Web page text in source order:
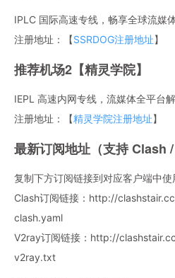
IPLC 国际高速专线，畅享全球流媒
注册地址：【SSRDOG注册地址】
推荐机场2【精灵学院】
IEPL 高速内网专线，流媒体全平台
注册地址：【精灵学院注册地址】
最新订阅地址（支持 Clash /
复制下方订阅链接到对应客户端中使
Clash订阅链接：http://
clash.yaml
V2ray订阅链接：http://
v2ray.txt